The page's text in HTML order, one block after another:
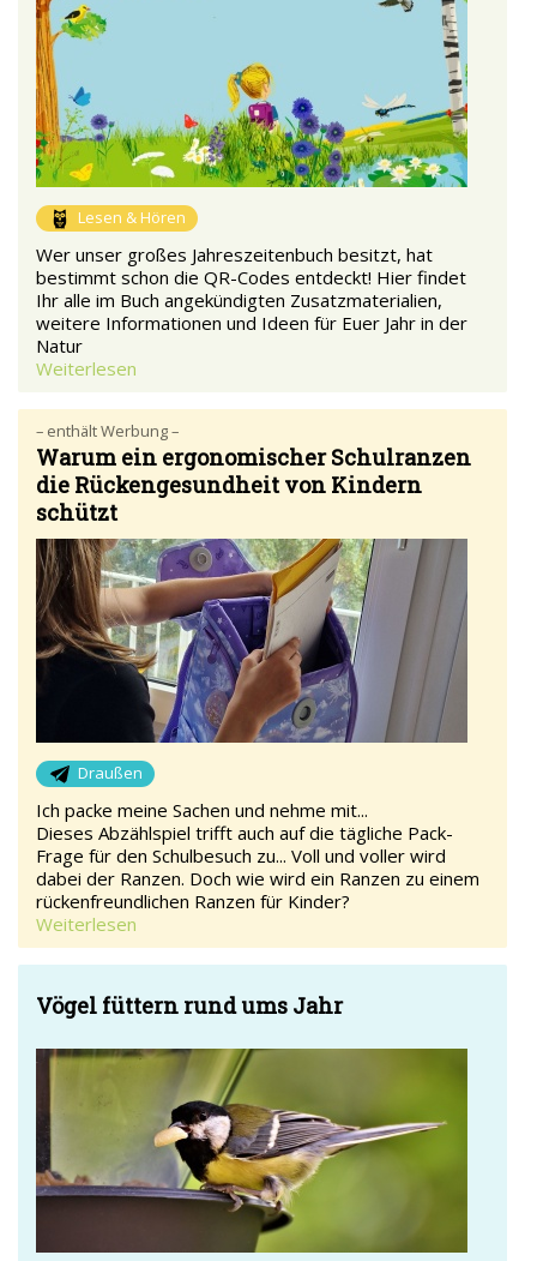
Lesen & Hören
Wer unser großes Jahreszeitenbuch besitzt, hat
bestimmt schon die QR-Codes entdeckt! Hier findet
Ihr alle im Buch angekündigten Zusatzmaterialien,
weitere Informationen und Ideen für Euer Jahr in der
Natur
Weiterlesen
– enthält Werbung –
Warum ein ergonomischer Schulranzen
die Rückengesundheit von Kindern
schützt
Draußen
Ich packe meine Sachen und nehme mit...
Dieses Abzählspiel trifft auch auf die tägliche Pack-
Frage für den Schulbesuch zu... Voll und voller wird
dabei der Ranzen. Doch wie wird ein Ranzen zu einem
rückenfreundlichen Ranzen für Kinder?
Weiterlesen
Vögel füttern rund ums Jahr